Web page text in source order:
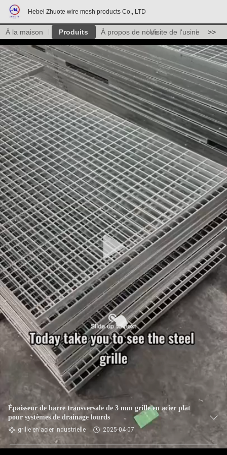
Hebei Zhuote wire mesh products Co., LTD
À la maison Produits À propos de nousVisite de l'usine >>
Épaisseur de barre transversale de 3 mm grille en acier plat
pour systèmes de drainage lourds
grille en acier industrielle 2025-04-07